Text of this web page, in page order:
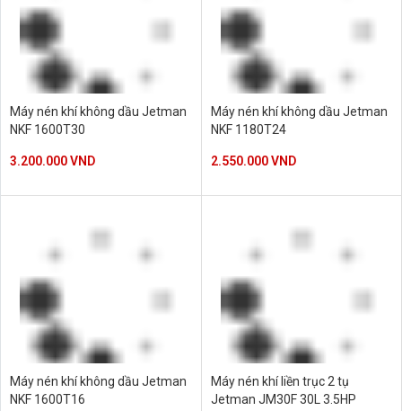
Máy nén khí không dầu Jetman
NKF 1600T30
3.200.000 VND
Máy nén khí không dầu Jetman
NKF 1180T24
2.550.000 VND
Máy nén khí không dầu Jetman
NKF 1600T16
Máy nén khí liền trục 2 tụ
Jetman JM30F 30L 3.5HP